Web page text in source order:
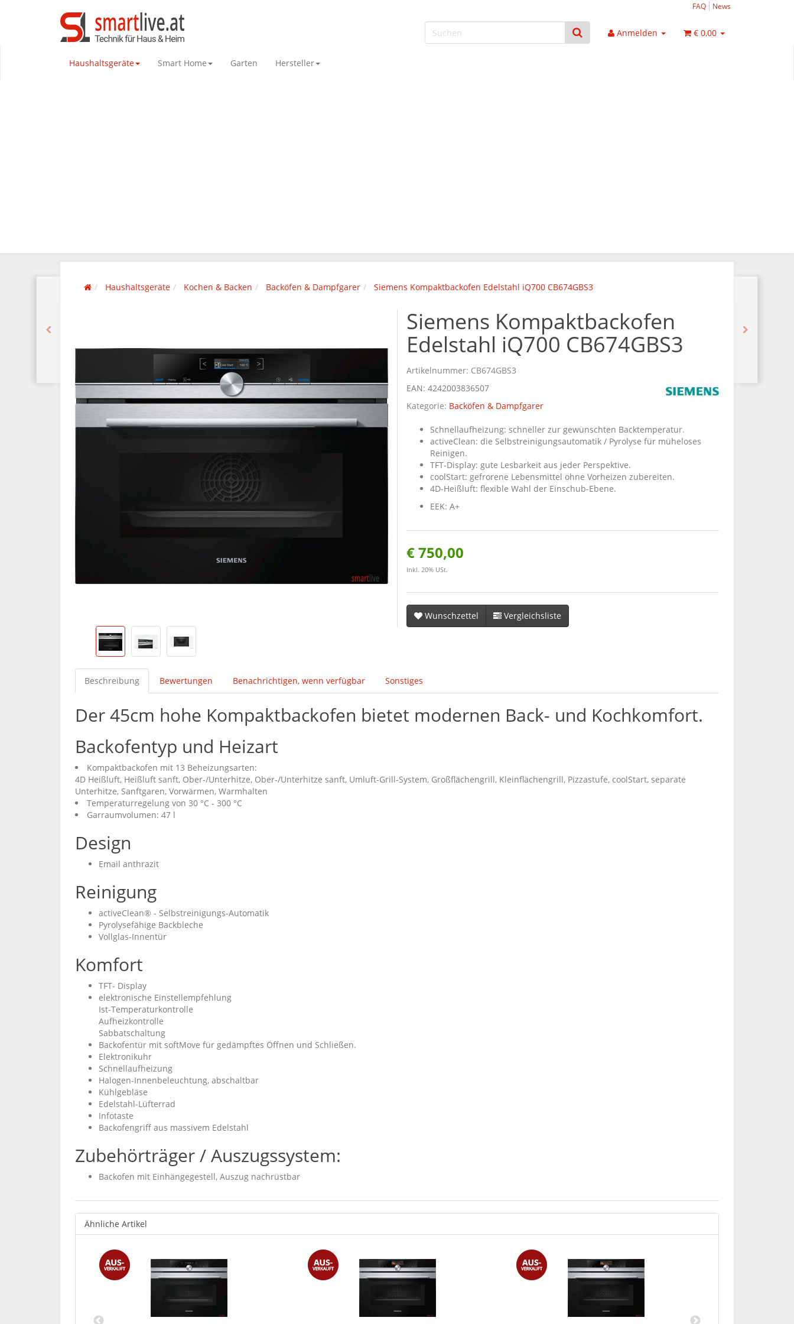
FAQ News
Anmelden € 0,00
Haushaltsgeräte Smart Home Garten Hersteller
Haushaltsgeräte Kochen & Backen Backöfen & Dampfgarer Siemens Kompaktbackofen Edelstahl iQ700 CB674GBS3
Siemens Kompaktbackofen
Edelstahl iQ700 CB674GBS3
Artikelnummer: CB674GBS3
EAN: 4242003836507
Kategorie: Backöfen & Dampfgarer
Schnellaufheizung: schneller zur gewünschten Backtemperatur.
activeClean: die Selbstreinigungsautomatik / Pyrolyse für müheloses
Reinigen.
TFT-Display: gute Lesbarkeit aus jeder Perspektive.
coolStart: gefrorene Lebensmittel ohne Vorheizen zubereiten.
4D-Heißluft: flexible Wahl der Einschub-Ebene.
EEK: A+
€ 750,00
inkl. 20% USt.
Wunschzettel Vergleichsliste
Beschreibung Bewertungen Benachrichtigen, wenn verfügbar Sonstiges
Der 45cm hohe Kompaktbackofen bietet modernen Back- und Kochkomfort.
Backofentyp und Heizart
Kompaktbackofen mit 13 Beheizungsarten:
4D Heißluft, Heißluft sanft, Ober-/Unterhitze, Ober-/Unterhitze sanft, Umluft-Grill-System, Großflächengrill, Kleinflächengrill, Pizzastufe, coolStart, separate
Unterhitze, Sanftgaren, Vorwärmen, Warmhalten
Temperaturregelung von 30 °C - 300 °C
Garraumvolumen: 47 l
Design
Email anthrazit
Reinigung
activeClean® - Selbstreinigungs-Automatik
Pyrolysefähige Backbleche
Vollglas-Innentür
Komfort
TFT- Display
elektronische Einstellempfehlung
Ist-Temperaturkontrolle
Aufheizkontrolle
Sabbatschaltung
Backofentür mit softMove für gedämpftes Öffnen und Schließen.
Elektronikuhr
Schnellaufheizung
Halogen-Innenbeleuchtung, abschaltbar
Kühlgebläse
Edelstahl-Lüfterrad
Infotaste
Backofengriff aus massivem Edelstahl
Zubehörträger / Auszugssystem:
Backofen mit Einhängegestell, Auszug nachrüstbar
Ähnliche Artikel